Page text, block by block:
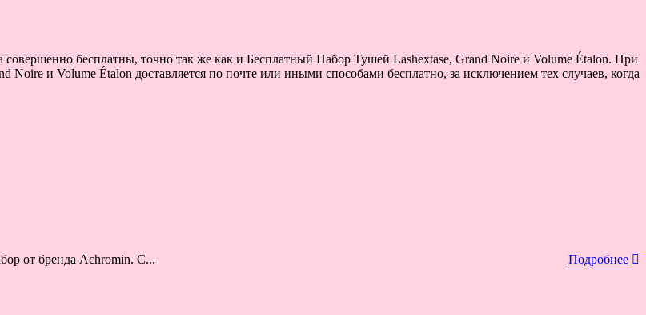
совершенно бесплатны, точно так же как и Бесплатный Набор Тушей Lashextase, Grand Noire и Volume Étalon. При
и Volume Étalon доставляется по почте или иными способами бесплатно, за исключением тех случаев, когда
от бренда Achromin. С... Подробнее